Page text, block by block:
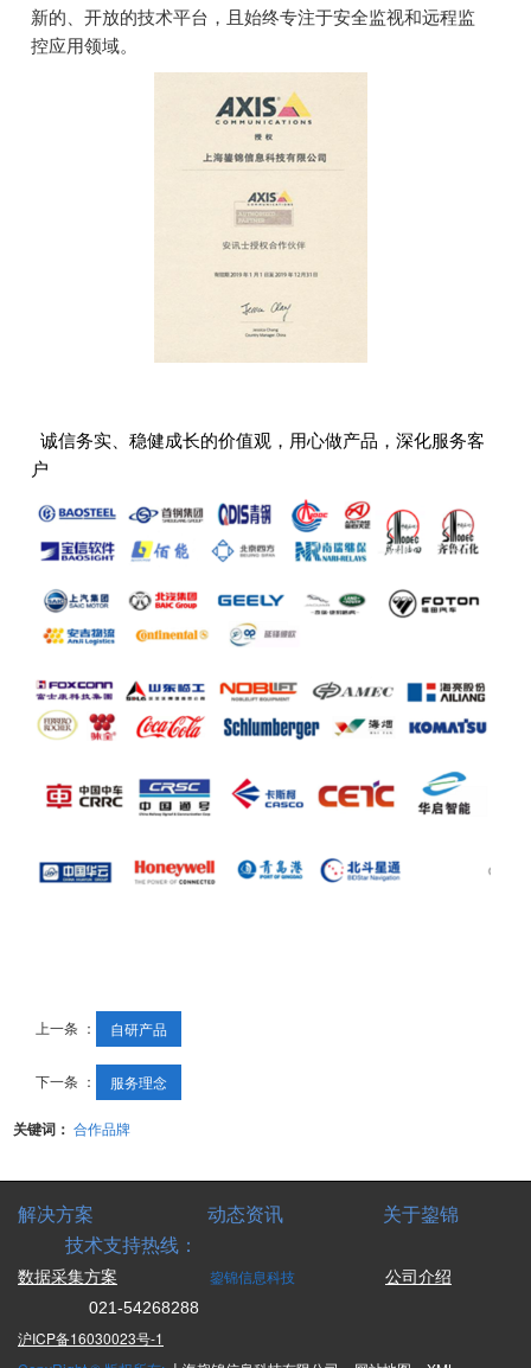
新的、开放的技术平台，且始终专注于安全监视和远程监
控应用领域。
诚信务实、稳健成长的价值观，用心做产品，深化服务客
户
上一条 ： 自研产品
下一条 ： 服务理念
关键词： 合作品牌
解决方案 动态资讯 关于鋆锦
技术支持热线：
数据采集方案 鋆锦信息科技
公司介绍
021-54268288
沪ICP备16030023号-1